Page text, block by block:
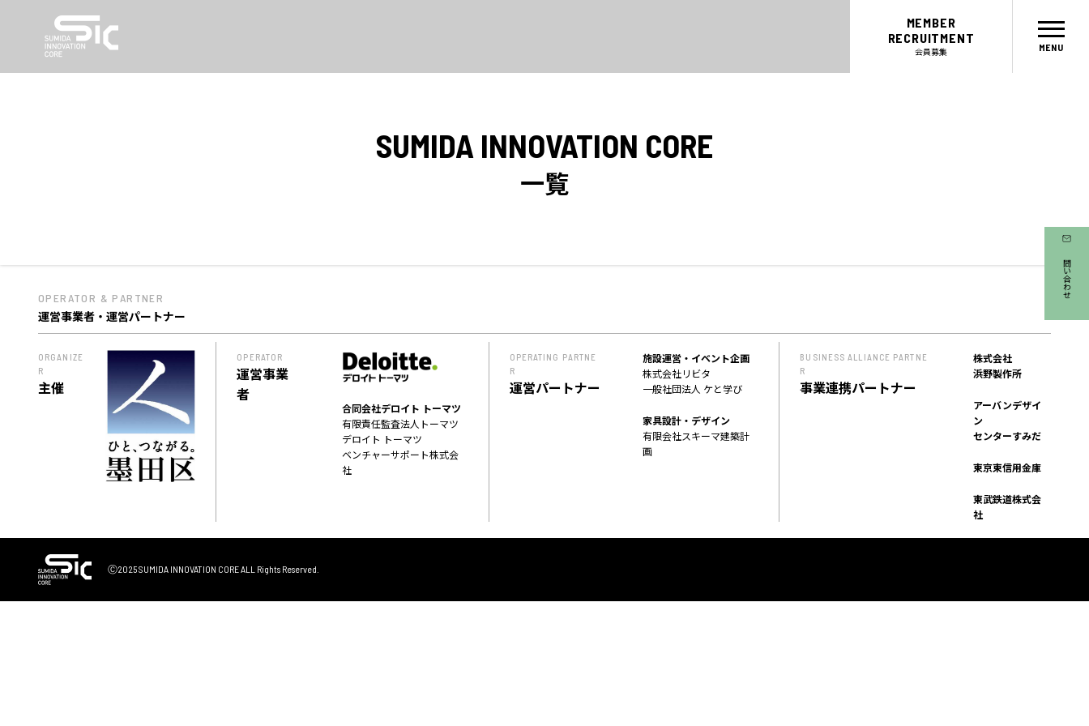
SICについて
FACILITY
SERVICE
ACCELERATION
EVENT
イベント
REPORT
プロジェクト・
ACCESS
アクセス
MEMBER
RECRUITMENT
会員募集
お問い合わせ
SUMIDA INNOVATION CORE
一覧
OPERATOR & PARTNER
運営事業者・運営パートナー
ORGANIZE
R
主催
OPERATOR
運営事業
者
合同会社デロイト トーマツ
有限責任監査法人トーマツ
デロイト トーマツ
ベンチャーサポート株式会
社
OPERATING PARTNE
R
運営パートナー
施設運営・イベント企画
株式会社リビタ
一般社団法人 ケと学び
家具設計・デザイン
有限会社スキーマ建築計
画
BUSINESS ALLIANCE PARTNE
R
事業連携パートナー
株式会社
浜野製作所
アーバンデザイ
ン
センターすみだ
東京東信用金庫
東武鉄道株式会
社
Ⓒ2025 SUMIDA INNOVATION COREALL Rights Reserved.